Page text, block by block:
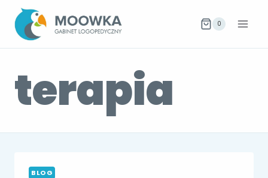
Przejdź
treści
0
terapia
BLOG